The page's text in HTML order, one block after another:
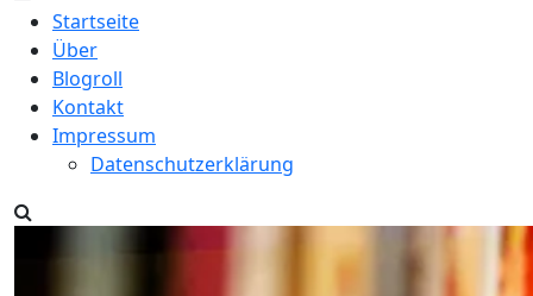
Startseite
Über
Blogroll
Kontakt
Impressum
Datenschutzerklärung